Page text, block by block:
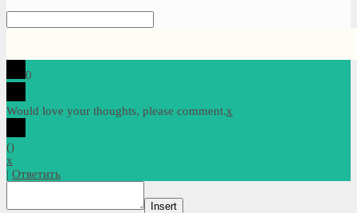
0
Would love your thoughts, please comment.x
()
x
| Ответить
Insert